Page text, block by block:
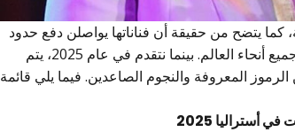
يتضح من حقيقة أن فناناتها يواصلن دفع حدود
الموسيقى، ويسيطرن على القوائم، ويأسرن الجماهير في جميع أنحاء العالم. بينما نتقدم في عام 2025، يتم
المعروفة والنجوم الصاعدين. فيما يلي قائمة